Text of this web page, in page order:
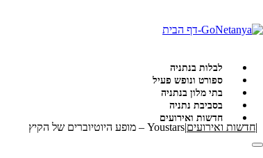
לבלות בנתניה
ספורט ונופש פעיל
בתי מלון בנתניה
בסביבת נתניה
חדשות ואירועים
|חדשות ואירועים|Youstars – מופע היוטיוברים של הקיץ